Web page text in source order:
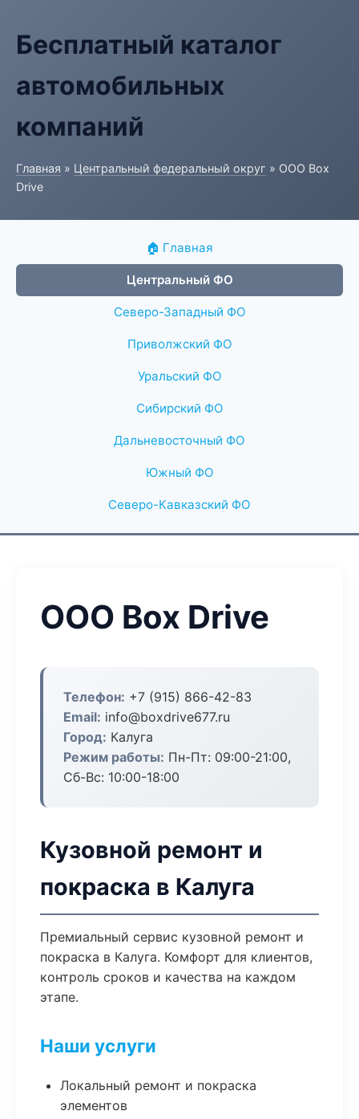
Бесплатный каталог
автомобильных
компаний
Главная » Центральный федеральный округ » ООО Box
Drive
🏠 Главная
Центральный ФО
Северо-Западный ФО
Приволжский ФО
Уральский ФО
Сибирский ФО
Дальневосточный ФО
Южный ФО
Северо-Кавказский ФО
ООО Box Drive
Телефон: +7 (915) 866-42-83
Email: info@boxdrive677.ru
Город: Калуга
Режим работы: Пн-Пт: 09:00-21:00,
Сб-Вс: 10:00-18:00
Кузовной ремонт и
покраска в Калуга
Премиальный сервис кузовной ремонт и
покраска в Калуга. Комфорт для клиентов,
контроль сроков и качества на каждом
этапе.
Наши услуги
Локальный ремонт и покраска
элементов